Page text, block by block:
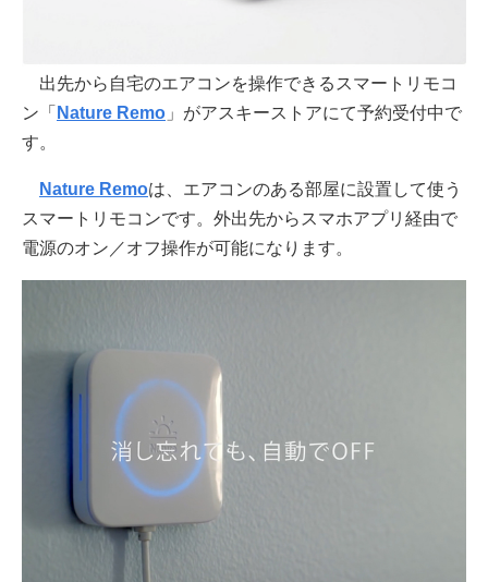
出先から自宅のエアコンを操作できるスマートリモコ
ン「 Nature Remo 」がアスキーストアにて予約受付中で
す。
Nature Remoは、エアコンのある部屋に設置して使う
スマートリモコンです。外出先からスマホアプリ経由で
電源のオン／オフ操作が可能になります。